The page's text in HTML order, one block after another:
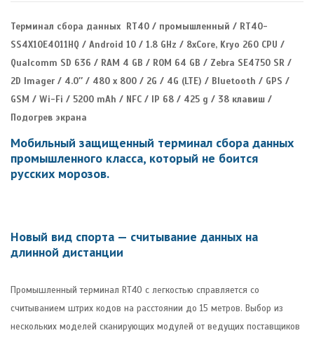
Терминал сбора данных RT40 / промышленный / RT40-
SS4X10E4011HQ / Android 10 / 1.8 GHz / 8xCore, Kryo 260 CPU /
Qualcomm SD 636 / RAM 4 GB / ROM 64 GB / Zebra SE4750 SR /
2D Imager / 4.0″ / 480 x 800 / 2G / 4G (LTE) / Bluetooth / GPS /
GSM / Wi-Fi / 5200 mAh / NFC / IP 68 / 425 g / 38 клавиш /
Подогрев экрана
Мобильный защищенный терминал сбора данных
промышленного класса, который не боится
русских морозов.
Новый вид спорта — считывание данных на
длинной дистанции
Промышленный терминал RT40 с легкостью справляется со
считыванием штрих кодов на расстоянии до 15 метров. Выбор из
нескольких моделей сканирующих модулей от ведущих поставщиков